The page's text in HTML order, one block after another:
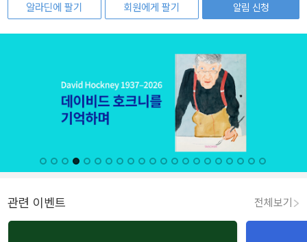
알라딘에 팔기
회원에게 팔기
알림 신청
관련 이벤트 전체보기